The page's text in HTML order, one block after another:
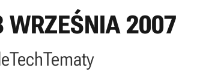
2007
TechTematy